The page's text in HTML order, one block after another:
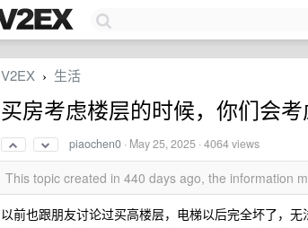
V2EX › 生活
买房考虑楼层的时候，你们会
piaochen0 · May 25, 2025 · 4064 views
This topic created in 440 days ago, the information
以前也跟朋友讨论过买高楼层，电梯以后完全坏了，无